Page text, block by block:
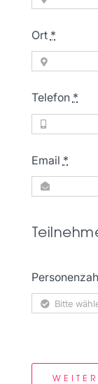
Ort *
Telefon *
Email *
WEITER